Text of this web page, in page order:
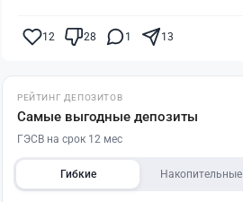
12 28 1 13
РЕЙТИНГ ДЕПОЗИТОВ
Самые выгодные депозиты
ГЭСВ на срок 12 мес
Гибкие Накопительные